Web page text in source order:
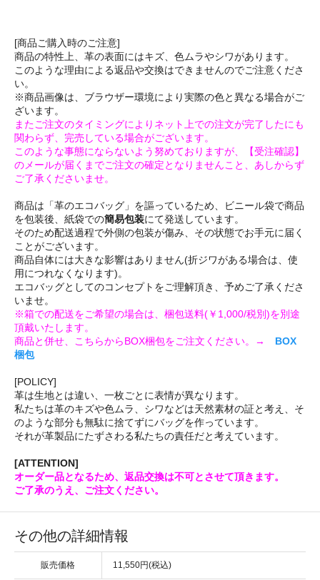
[商品ご購入時のご注意]
商品の特性上、革の表面にはキズ、色ムラやシワがあります。
このような理由による返品や交換はできませんのでご注意くださ
い。
※商品画像は、ブラウザー環境により実際の色と異なる場合がご
ざいます。
またご注文のタイミングによりネット上での注文が完了したにも
関わらず、完売している場合がございます。
このような事態にならないよう努めておりますが、【受注確認】
のメールが届くまでご注文の確定となりませんこと、あしからず
ご了承くださいませ。
商品は「革のエコバッグ」を謳っているため、ビニール袋で商品
を包装後、紙袋での簡易包装にて発送しています。
そのため配送過程で外側の包装が傷み、その状態でお手元に届く
ことがございます。
商品自体には大きな影響はありません(折ジワがある場合は、使
用につれなくなります)。
エコバッグとしてのコンセプトをご理解頂き、予めご了承くださ
いませ。
※箱での配送をご希望の場合は、梱包送料(￥1,000/税別)を別途
頂戴いたします。
商品と併せ、こちらからBOX梱包をご注文ください。→ BOX
梱包
[POLICY]
革は生地とは違い、一枚ごとに表情が異なります。
私たちは革のキズや色ムラ、シワなどは天然素材の証と考え、そ
のような部分も無駄に捨てずにバッグを作っています。
それが革製品にたずさわる私たちの責任だと考えています。
[ATTENTION]
オーダー品となるため、返品交換は不可とさせて頂きます。
ご了承のうえ、ご注文ください。
その他の詳細情報
販売価格 11,550円(税込)